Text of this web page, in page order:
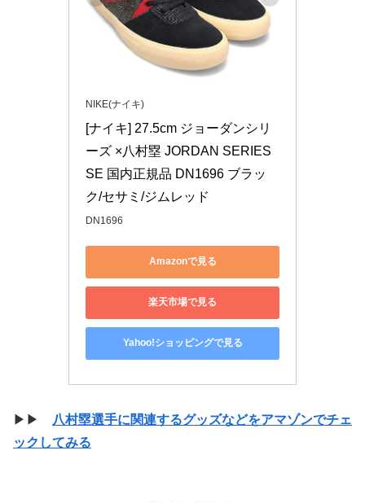
NIKE(ナイキ)
[ナイキ] 27.5cm ジョーダンシリ
ーズ ×八村塁 JORDAN SERIES
SE 国内正規品 DN1696 ブラッ
ク/セサミ/ジムレッド
DN1696
Amazonで見る
楽天市場で見る
Yahoo!ショッピングで見る
▶▶
八村塁選手に関連するグッズなどをアマゾンでチェ
ックしてみる